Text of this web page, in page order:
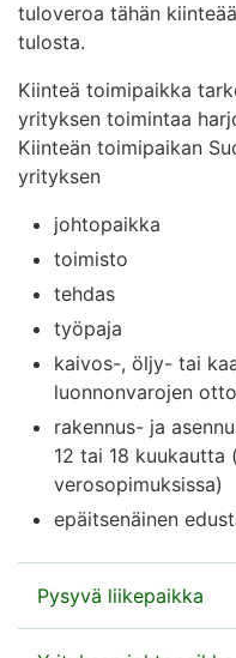
tuloveroa tähän
tulosta.
Kiinteä toimipaikka
yrityksen toimintaa
Kiinteän toimipaikan
yrityksen
johtopaikka
toimisto
tehdas
työpaja
kaivos-, öljy- tai
luonnonvarojen
rakennus- ja
12 tai 18 kuukautta
verosopimuksissa)
epäitsenäinen
Pysyvä liikepaikka